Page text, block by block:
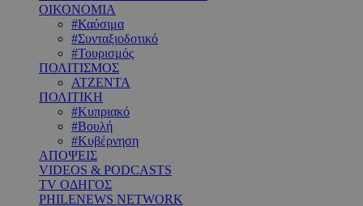
ΟΙΚΟΝΟΜΙΑ
#Καύσιμα
#Συνταξιοδοτικό
#Τουρισμός
ΠΟΛΙΤΙΣΜΟΣ
ΑΤΖΕΝΤΑ
ΠΟΛΙΤΙΚΗ
#Κυπριακό
#Βουλή
#Κυβέρνηση
ΑΠΟΨΕΙΣ
VIDEOS & PODCASTS
TV ΟΔΗΓΟΣ
PHILENEWS NETWORK